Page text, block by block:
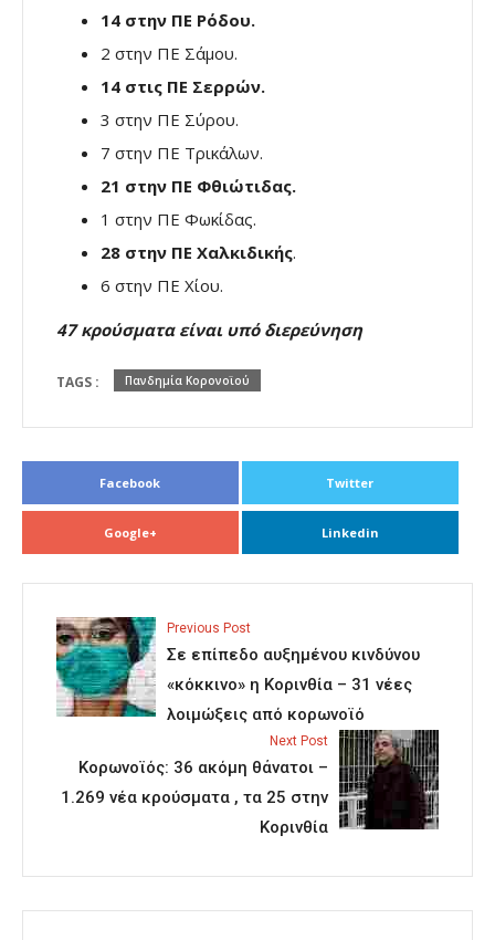
14 στην ΠΕ Ρόδου.
2 στην ΠΕ Σάμου.
14 στις ΠΕ Σερρών.
3 στην ΠΕ Σύρου.
7 στην ΠΕ Τρικάλων.
21 στην ΠΕ Φθιώτιδας.
1 στην ΠΕ Φωκίδας.
28 στην ΠΕ Χαλκιδικής.
6 στην ΠΕ Χίου.
47 κρούσματα είναι υπό διερεύνηση
TAGS : Πανδημία Κορονοϊού
Facebook Twitter
Google+ Linkedin
Previous Post
Σε επίπεδο αυξημένου κινδύνου
«κόκκινο» η Κορινθία – 31 νέες
λοιμώξεις από κορωνοϊό
Next Post
Κορωνοϊός: 36 ακόμη θάνατοι –
1.269 νέα κρούσματα , τα 25 στην
Κορινθία